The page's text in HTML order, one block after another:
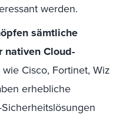
werden.
sämtliche
nativen Cloud-
Cisco, Fortinet, Wiz
erhebliche